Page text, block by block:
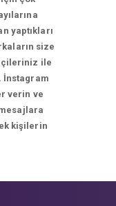
yaptıkları
size
ile
İnstagram
verin ve
kişilerin